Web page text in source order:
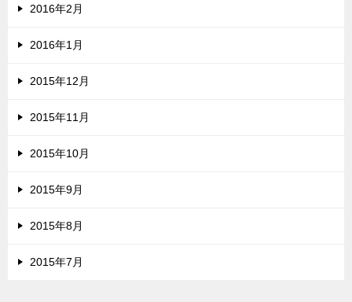
2016年2月
2016年1月
2015年12月
2015年11月
2015年10月
2015年9月
2015年8月
2015年7月